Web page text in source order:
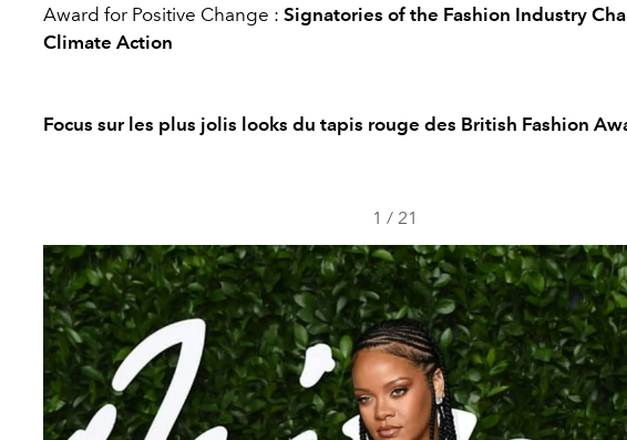
Award for Positive Change : Signatories of the Fashion Industry
Climate Action
Focus sur les plus jolis looks du tapis rouge des British Fashion
1 / 21